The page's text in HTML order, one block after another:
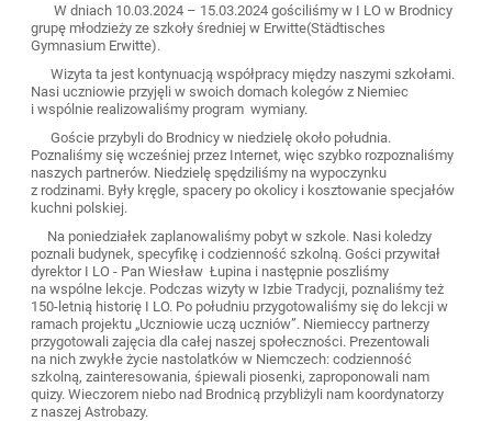
W dniach 10.03.2024 – 15.03.2024 gościliśmy w I LO w Brodnicy
grupę młodzieży ze szkoły średniej w Erwitte(Städtisches
Gymnasium Erwitte).
Wizyta ta jest kontynuacją współpracy między naszymi szkołami.
Nasi uczniowie przyjęli w swoich domach kolegów z Niemiec
i wspólnie realizowaliśmy program wymiany.
Goście przybyli do Brodnicy w niedzielę około południa.
Poznaliśmy się wcześniej przez Internet, więc szybko rozpoznaliśmy
naszych partnerów. Niedzielę spędziliśmy na wypoczynku
z rodzinami. Były kręgle, spacery po okolicy i kosztowanie specjałów
kuchni polskiej.
Na poniedziałek zaplanowaliśmy pobyt w szkole. Nasi koledzy
poznali budynek, specyfikę i codzienność szkolną. Gości przywitał
dyrektor I LO - Pan Wiesław Łupina i następnie poszliśmy
na wspólne lekcje. Podczas wizyty w Izbie Tradycji, poznaliśmy też
150-letnią historię I LO. Po południu przygotowaliśmy się do lekcji w
ramach projektu „Uczniowie uczą uczniów”. Niemieccy partnerzy
przygotowali zajęcia dla całej naszej społeczności. Prezentowali
na nich zwykłe życie nastolatków w Niemczech: codzienność
szkolną, zainteresowania, śpiewali piosenki, zaproponowali nam
quizy. Wieczorem niebo nad Brodnicą przybliżyli nam koordynatorzy
z naszej Astrobazy.